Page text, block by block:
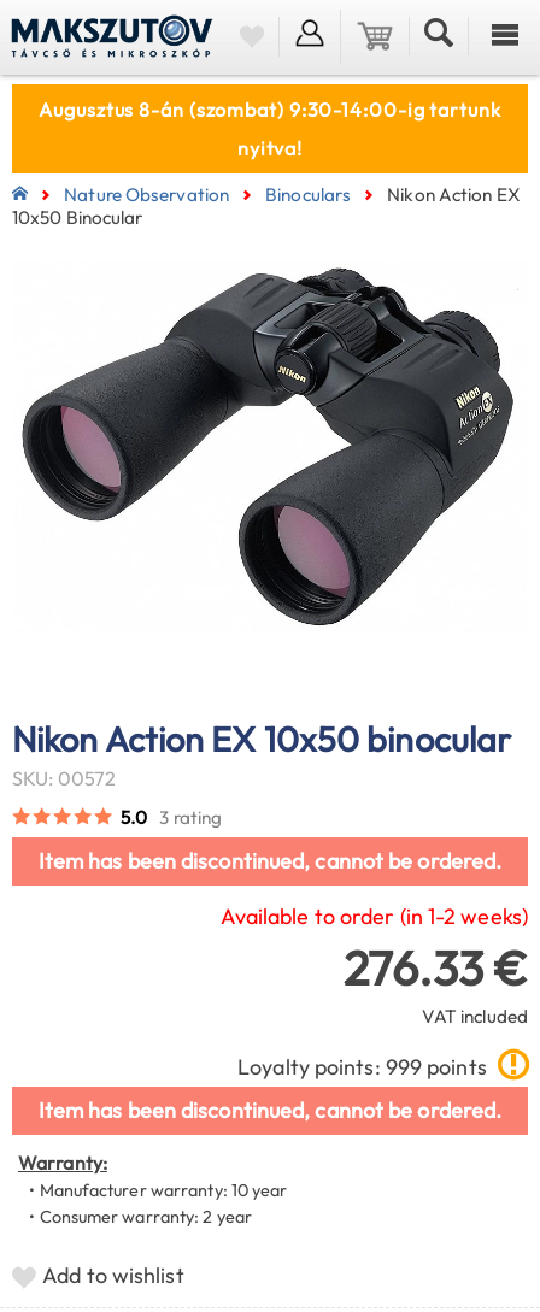
Augusztus 8-án (szombat) 9:30-14:00-ig tartunk
nyitva!
Nature Observation Binoculars
Nikon Action EX
10x50 Binocular
Nikon Action EX 10x50 binocular
SKU: 00572
5.0 3 rating
Item has been discontinued, cannot be ordered.
Available to order (in 1-2 weeks)
276.33 €
VAT included
Loyalty points: 999 points
Item has been discontinued, cannot be ordered.
Warranty:
• Manufacturer warranty: 10 year
• Consumer warranty: 2 year
Add to wishlist